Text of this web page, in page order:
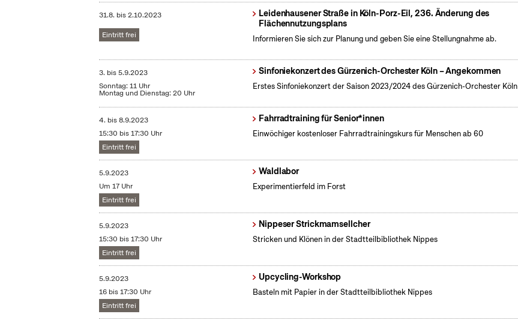
31.8. bis2.10.2023
Eintritt frei
Leidenhausener Straße in Köln-Porz-Eil, 236. Änderung des
Flächennutzungsplans
Informieren Sie sich zur Planung und geben Sie eine Stellungnahme ab.
3. bis5.9.2023
Sonntag: 11 Uhr
Montag und Dienstag: 20 Uhr
Sinfoniekonzert des Gürzenich-Orchester Köln – Angekommen
Erstes Sinfoniekonzert der Saison 2023/2024 des Gürzenich-Orchester Köln
4. bis8.9.2023
15:30 bis 17:30 Uhr
Eintritt frei
Fahrradtraining für Senior*innen
Einwöchiger kostenloser Fahrradtrainingskurs für Menschen ab 60
5.9.2023
Um 17 Uhr
Eintritt frei
Waldlabor
Experimentierfeld im Forst
5.9.2023
15:30 bis 17:30 Uhr
Eintritt frei
Nippeser Strickmamsellcher
Stricken und Klönen in der Stadtteilbibliothek Nippes
5.9.2023
16 bis 17:30 Uhr
Eintritt frei
Upcycling-Workshop
Basteln mit Papier in der Stadtteilbibliothek Nippes